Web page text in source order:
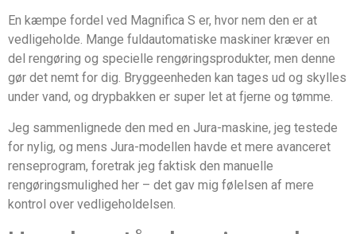
En kæmpe fordel ved Magnifica S er, hvor nem den er at
vedligeholde. Mange fuldautomatiske maskiner kræver en
del rengøring og specielle rengøringsprodukter, men denne
gør det nemt for dig. Bryggeenheden kan tages ud og skylles
under vand, og drypbakken er super let at fjerne og tømme.
Jeg sammenlignede den med en Jura-maskine, jeg testede
for nylig, og mens Jura-modellen havde et mere avanceret
renseprogram, foretrak jeg faktisk den manuelle
rengøringsmulighed her – det gav mig følelsen af mere
kontrol over vedligeholdelsen.